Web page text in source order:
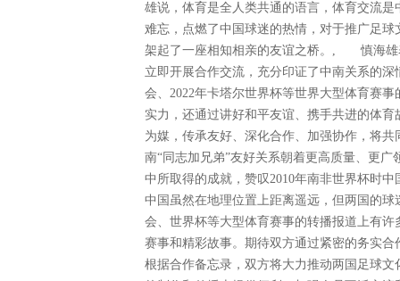
雄说，体育是全人类共通的语言，体育交流
难忘，点燃了中国球迷的热情，对于推广足
架起了一座相知相亲的友谊之桥。, 慎海雄
立即开展合作交流，充分印证了中南关系的
会、2022年卡塔尔世界杯等世界大型体育赛
实力，还通过讲好和平友谊、携手共进的体
为媒，传承友好、深化合作、加强协作，将
南“同志加兄弟”友好关系朝着更高质量、更
中所取得的成就，赞叹2010年南非世界杯时
中国虽然在地理位置上距离遥远，但两国的
会、世界杯等大型体育赛事的转播报道上有
赛事和精彩故事。期待双方通过紧密的务实
根据合作备忘录，双方将大力推动两国足球